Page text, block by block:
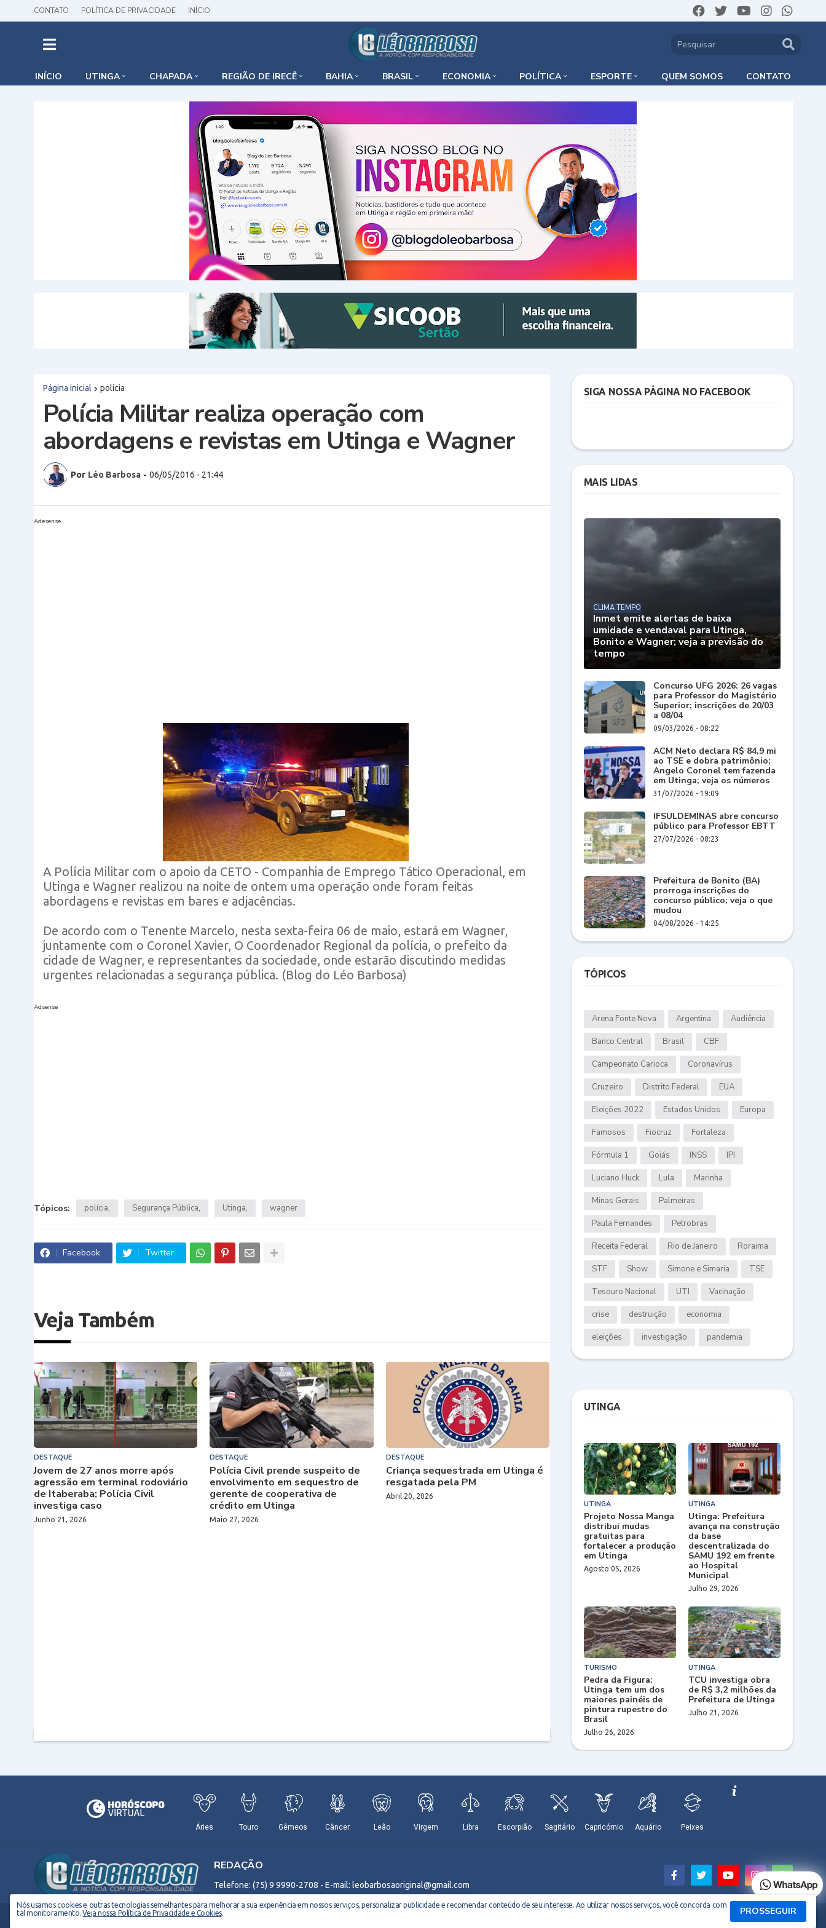
CONTATO POLÍTICA DE PRIVACIDADE INÍCIO
INÍCIO UTINGA CHAPADA REGIÃO DE IRECÊ BAHIA BRASIL ECONOMIA POLÍTICA ESPORTE QUEM SOMOS CONTATO
Página inicial polícia
Polícia Militar realiza operação com
abordagens e revistas em Utinga e Wagner
Por Léo Barbosa - 06/05/2016 - 21:44
Adesense
A Polícia Militar com o apoio da CETO - Companhia de Emprego Tático Operacional, em
Utinga e Wagner realizou na noite de ontem uma operação onde foram feitas
abordagens e revistas em bares e adjacências.
De acordo com o Tenente Marcelo, nesta sexta-feira 06 de maio, estará em Wagner,
juntamente com o Coronel Xavier, O Coordenador Regional da polícia, o prefeito da
cidade de Wagner, e representantes da sociedade, onde estarão discutindo medidas
urgentes relacionadas a segurança pública. (Blog do Léo Barbosa)
Adsense
Tópicos: polícia Segurança Pública Utinga wagner
Facebook Twitter
Veja Também
DESTAQUE
Jovem de 27 anos morre após
agressão em terminal rodoviário
de Itaberaba; Polícia Civil
investiga caso
Junho 21, 2026
DESTAQUE
Polícia Civil prende suspeito de
envolvimento em sequestro de
gerente de cooperativa de
crédito em Utinga
Maio 27, 2026
DESTAQUE
Criança sequestrada em Utinga é
resgatada pela PM
Abril 20, 2026
SIGA NOSSA PÁGINA NO FACEBOOK
MAIS LIDAS
CLIMA TEMPO
Inmet emite alertas de baixa
umidade e vendaval para Utinga,
Bonito e Wagner; veja a previsão do
tempo
Concurso UFG 2026: 26 vagas
para Professor do Magistério
Superior; inscrições de 20/03
a 08/04
09/03/2026 - 08:22
ACM Neto declara R$ 84,9 mi
ao TSE e dobra patrimônio;
Angelo Coronel tem fazenda
em Utinga; veja os números
31/07/2026 - 19:09
IFSULDEMINAS abre concurso
público para Professor EBTT
27/07/2026 - 08:23
Prefeitura de Bonito (BA)
prorroga inscrições do
concurso público; veja o que
mudou
04/08/2026 - 14:25
TÓPICOS
Arena Fonte Nova Argentina Audiência
Banco Central Brasil CBF
Campeonato Carioca Coronavírus
Cruzeiro Distrito Federal EUA
Eleições 2022 Estados Unidos Europa
Famosos Fiocruz Fortaleza
Fórmula 1 Goiás INSS IPI
Luciano Huck Lula Marinha
Minas Gerais Palmeiras
Paula Fernandes Petrobras
Receita Federal Rio de Janeiro Roraima
STF Show Simone e Simaria TSE
Tesouro Nacional UTI Vacinação
crise destruição economia
eleições investigação pandemia
UTINGA
UTINGA
Projeto Nossa Manga
distribui mudas
gratuitas para
fortalecer a produção
em Utinga
Agosto 05, 2026
UTINGA
Utinga: Prefeitura
avança na construção
da base
descentralizada do
SAMU 192 em frente
ao Hospital
Municipal
Julho 29, 2026
TURISMO
Pedra da Figura:
Utinga tem um dos
maiores painéis de
pintura rupestre do
Brasil
Julho 26, 2026
UTINGA
TCU investiga obra
de R$ 3,2 milhões da
Prefeitura de Utinga
Julho 21, 2026
REDAÇÃO
Telefone: (75) 9 9990-2708 - E-mail: leobarbosaoriginal@gmail.com
Copyright © 2026 EM Webdesign. Todos os direitos reservados. Desenvolvido por - Quem sou Contato
Nós usamos cookies e outras tecnologias semelhantes para melhorar a sua experiência em nossos serviços, personalizar publicidade e recomendar conteúdo de seu interesse. Ao utilizar nossos serviços, você concorda com
tal monitoramento.Veja nossa Política de Privacidade e Cookies. PROSSEGUIR